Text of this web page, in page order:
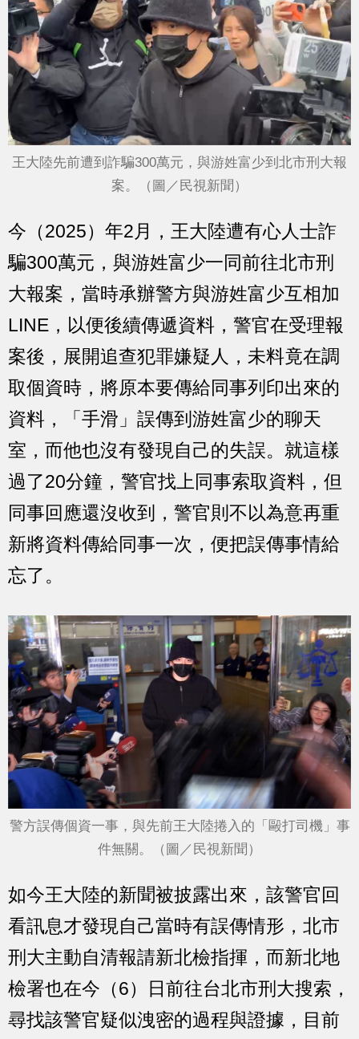
王大陸先前遭到詐騙300萬元，與游姓富少到北市刑大報
案。（圖／民視新聞）
今（2025）年2月，王大陸遭有心人士詐
騙300萬元，與游姓富少一同前往北市刑
大報案，當時承辦警方與游姓富少互相加
LINE，以便後續傳遞資料，警官在受理報
案後，展開追查犯罪嫌疑人，未料竟在調
取個資時，將原本要傳給同事列印出來的
資料，「手滑」誤傳到游姓富少的聊天
室，而他也沒有發現自己的失誤。就這樣
過了20分鐘，警官找上同事索取資料，但
同事回應還沒收到，警官則不以為意再重
新將資料傳給同事一次，便把誤傳事情給
忘了。
警方誤傳個資一事，與先前王大陸捲入的「毆打司機」事
件無關。（圖／民視新聞）
如今王大陸的新聞被披露出來，該警官回
看訊息才發現自己當時有誤傳情形，北市
刑大主動自清報請新北檢指揮，而新北地
檢署也在今（6）日前往台北市刑大搜索，
尋找該警官疑似洩密的過程與證據，目前